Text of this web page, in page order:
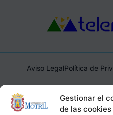
Gestionar el
de las cookies
Aviso LegalPolítica de
Ayuntamiento de Motril,
(Granada), CIF: